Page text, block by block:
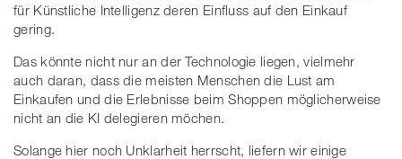
für Künstliche Intelligenz deren Einfluss auf den Einkauf
gering.
Das könnte nicht nur an der Technologie liegen, vielmehr
auch daran, dass die meisten Menschen die Lust am
Einkaufen und die Erlebnisse beim Shoppen möglicherweise
nicht an die KI delegieren möchen.
Solange hier noch Unklarheit herrscht, liefern wir einige